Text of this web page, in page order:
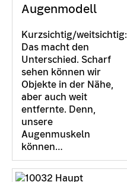
Augenmodell
Kurzsichtig/weitsichtig:
Das macht den
Unterschied. Scharf
sehen können wir
Objekte in der Nähe,
aber auch weit
entfernte. Denn,
unsere
Augenmuskeln
können…